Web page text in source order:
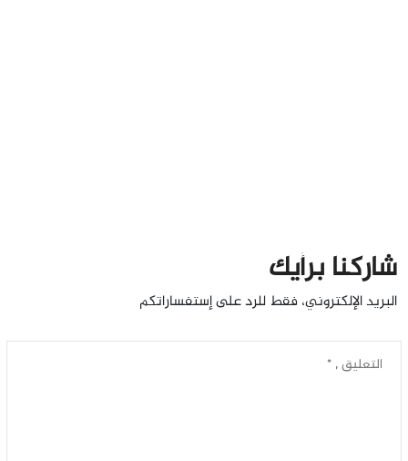
شاركنا برأيك
البريد الإلكتروني، فقط للرد على إستفساراتكم